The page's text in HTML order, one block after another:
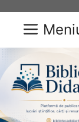
conținut